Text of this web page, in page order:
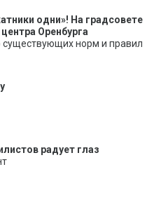
одни»! На градсовете
Оренбурга
норм и правил
радует глаз